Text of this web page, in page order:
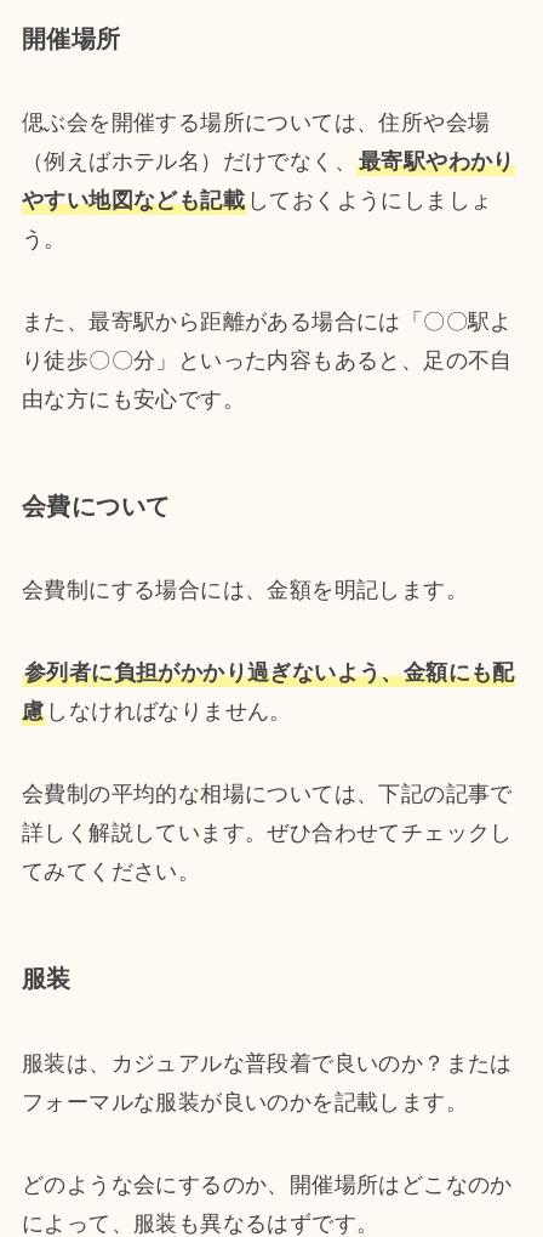
開催場所
偲ぶ会を開催する場所については、住所や会場
（例えばホテル名）だけでなく、 最寄駅やわかり
やすい地図なども記載しておくようにしましょ
う。
また、最寄駅から距離がある場合には「〇〇駅よ
り徒歩〇〇分」といった内容もあると、足の不自
由な方にも安心です。
会費について
会費制にする場合には、金額を明記します。
参列者に負担がかかり過ぎないよう、金額にも配
慮 しなければなりません。
会費制の平均的な相場については、下記の記事で
詳しく解説しています。ぜひ合わせてチェックし
てみてください。
服装
服装は、カジュアルな普段着で良いのか？または
フォーマルな服装が良いのかを記載します。
どのような会にするのか、開催場所はどこなのか
によって、服装も異なるはずです。